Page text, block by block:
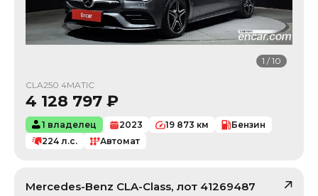
1 /10
CLA250 4MATIC
4 128 797 ₽
1 владелец 2023 19 873 км
Бензин
224 л.с. Автомат
Mercedes-Benz CLA-Class, лот 41269487